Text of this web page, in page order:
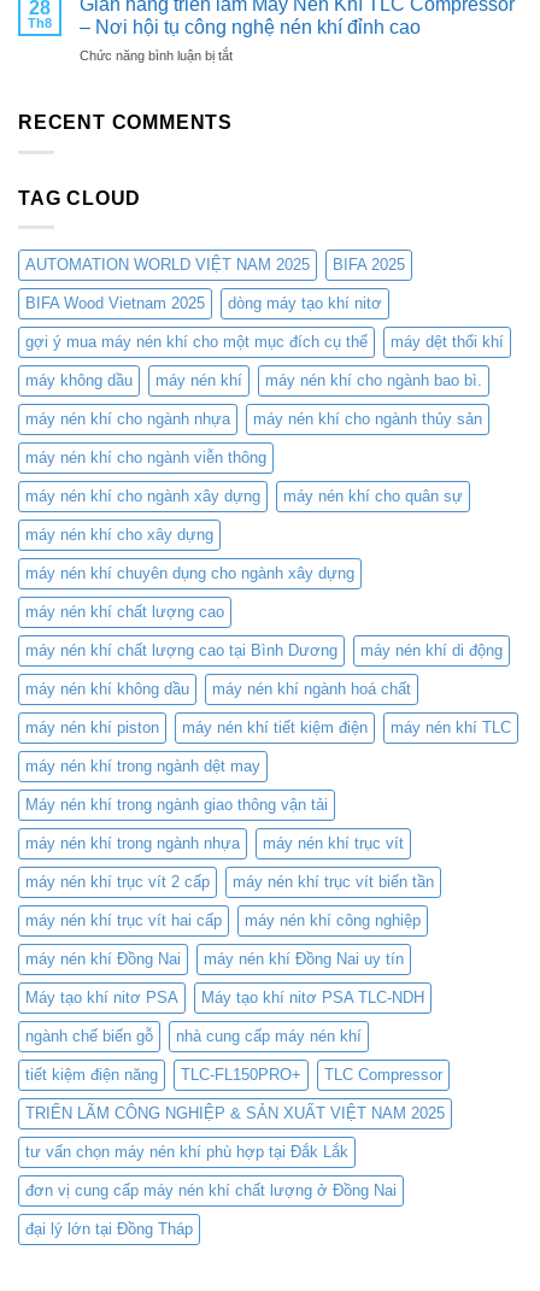
LÃM
NGHIỆP
Pháp
Tối
Nitơ
PSA
Cho
Cắt
Laser
–
Tiết
Kiệm
Chi
Phí
Nâng
Hiệu
Suất
28
Th8
Gian hàng triển lãm Máy Nén Khí TLC Compressor
– Nơi hội tụ công nghệ nén khí đỉnh cao
Chức năng bình luận bị tắtở
–
Nơi
hội
tụ
công
nghệ
nén
khí
đỉnh
cao
RECENT COMMENTS
TAG CLOUD
AUTOMATION WORLD VIỆT NAM 2025 BIFA 2025
BIFA Wood Vietnam 2025 dòng máy tạo khí nitơ
gợi ý mua máy nén khí cho một mục đích cụ thể máy dệt thổi khí
máy không dầu máy nén khí máy nén khí cho ngành bao bì.
máy nén khí cho ngành nhựa máy nén khí cho ngành thủy sản
máy nén khí cho ngành viễn thông
máy nén khí cho ngành xây dựng máy nén khí cho quân sự
máy nén khí cho xây dựng
máy nén khí chuyên dụng cho ngành xây dựng
máy nén khí chất lượng cao
máy nén khí chất lượng cao tại Bình Dương máy nén khí di động
máy nén khí không dầu máy nén khí ngành hoá chất
máy nén khí piston máy nén khí tiết kiệm điện máy nén khí TLC
máy nén khí trong ngành dệt may
Máy nén khí trong ngành giao thông vận tải
máy nén khí trong ngành nhựa máy nén khí trục vít
máy nén khí trục vít 2 cấp máy nén khí trục vít biến tần
máy nén khí trục vít hai cấp máy nén khí công nghiệp
máy nén khí Đồng Nai máy nén khí Đồng Nai uy tín
Máy tạo khí nitơ PSA Máy tạo khí nitơ PSA TLC-NDH
ngành chế biến gỗ nhà cung cấp máy nén khí
tiết kiệm điện năng TLC-FL150PRO+ TLC Compressor
TRIỂN LÃM CÔNG NGHIỆP & SẢN XUẤT VIỆT NAM 2025
tư vấn chọn máy nén khí phù hợp tại Đắk Lắk
đơn vị cung cấp máy nén khí chất lượng ở Đồng Nai
đại lý lớn tại Đồng Tháp